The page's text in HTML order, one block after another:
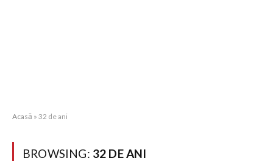
Acasă » 32 de ani
BROWSING: 32 DE ANI